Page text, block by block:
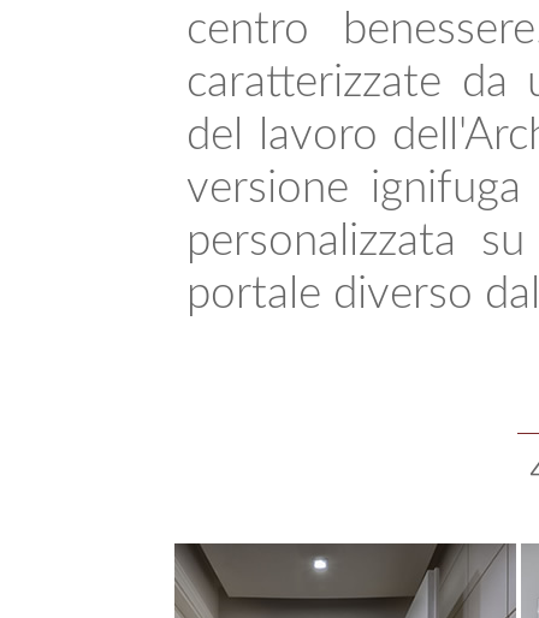
centro
caratterizzate
del lavoro
versione
personalizzata
portale diverso